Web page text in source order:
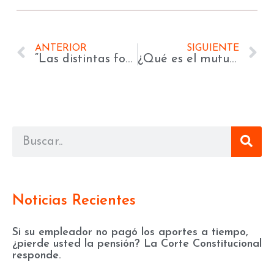
ANTERIOR
“Las distintas formas formas de posesión por prescripción adquisitiva”
SIGUIENTE
¿Qué es el mutuo disenso tácito y cómo debe darse para que extinga un contrato?
Noticias Recientes
Si su empleador no pagó los aportes a tiempo,
¿pierde usted la pensión? La Corte Constitucional
responde.